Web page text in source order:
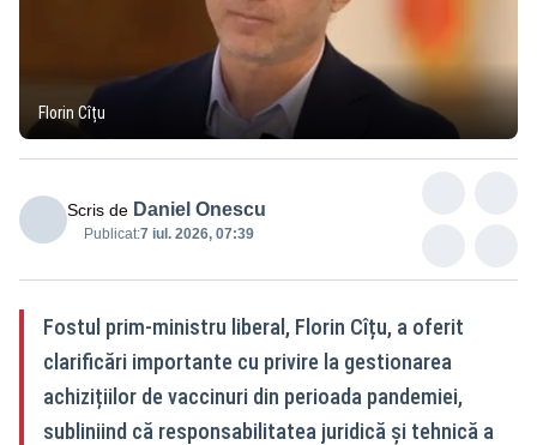
Florin Cîțu
Scris de Daniel Onescu
Publicat:7 iul. 2026, 07:39
Fostul prim-ministru liberal, Florin Cîțu, a oferit
clarificări importante cu privire la gestionarea
achizițiilor de vaccinuri din perioada pandemiei,
subliniind că responsabilitatea juridică și tehnică a